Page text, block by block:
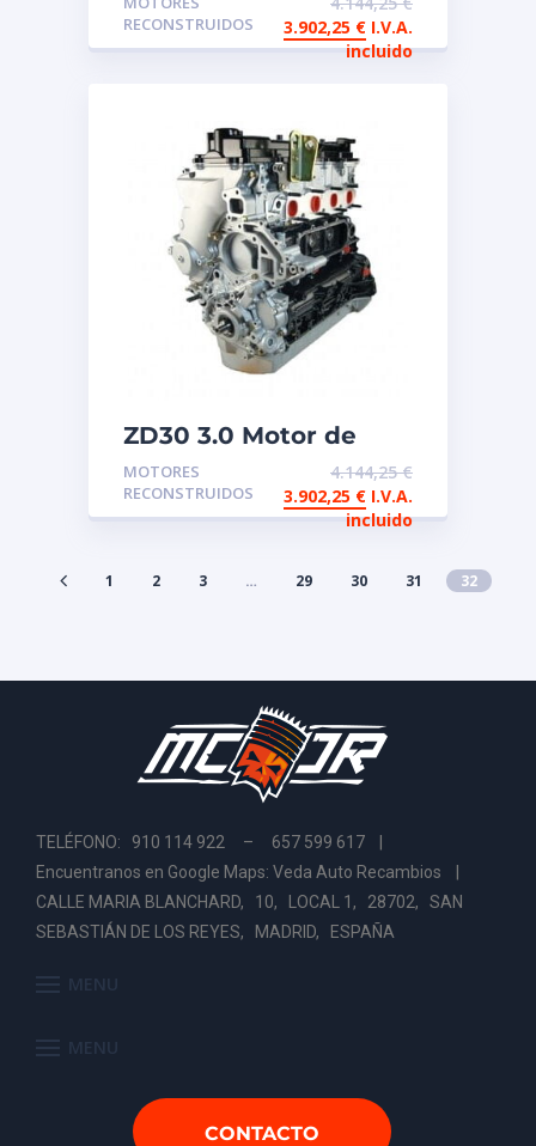
reconstruido Nissan
Renault
RECONSTRUIDOS
3.902,25 € I.V.A.
incluido
ZD30 3.0 Motor de
intercambio
reconstruido GEN2
Common Rail Renault
MOTORES
RECONSTRUIDOS
4.144,25€
3.902,25 € I.V.A.
incluido
1 2 3 … 29 30 31 32
TELÉFONO: 910 114 922 – 657 599 617 |
Encuentranos en Google Maps: Veda Auto Recambios
CALLE MARIA BLANCHARD, 10, LOCAL 1, 28702, SAN
SEBASTIÁN DE LOS REYES, MADRID, ESPAÑA
MENU
MENU
CONTACTO